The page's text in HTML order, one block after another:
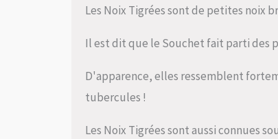
Les Noix Tigrées sont de petites noix
Il est dit que le Souchet fait parti des
D'apparence, elles ressemblent
tubercules !
Les Noix Tigrées sont aussi connues